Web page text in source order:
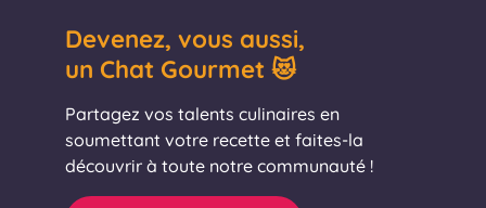
Devenez, vous aussi,
un Chat Gourmet 😻
Partagez vos talents culinaires en
soumettant votre recette et faites-la
découvrir à toute notre communauté !